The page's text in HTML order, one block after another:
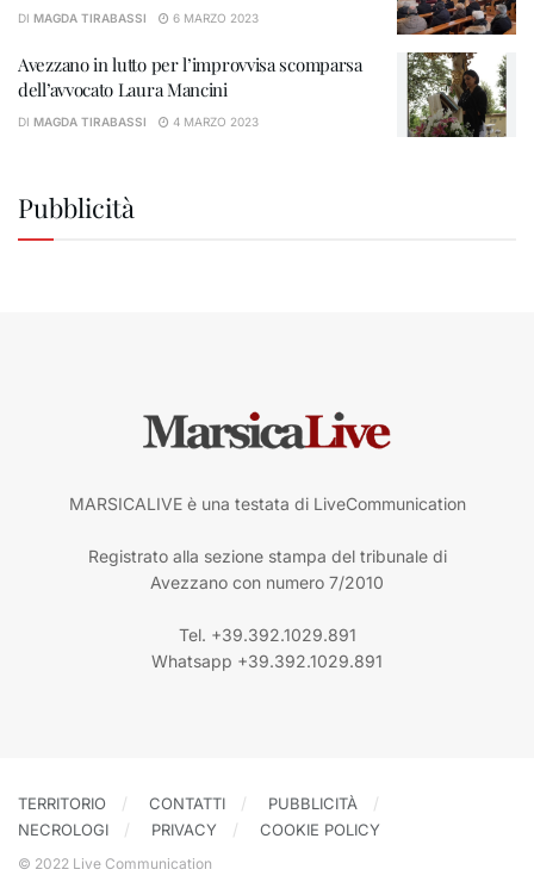
DI MAGDA TIRABASSI 6 MARZO 2023
Avezzano in lutto per l’improvvisa scomparsa
dell’avvocato Laura Mancini
DI MAGDA TIRABASSI 4 MARZO 2023
Pubblicità
MARSICALIVE è una testata di LiveCommunication
Registrato alla sezione stampa del tribunale di
Avezzano con numero 7/2010
Tel. +39.392.1029.891
Whatsapp +39.392.1029.891
TERRITORIO CONTATTI
PUBBLICITÀ
NECROLOGI
PRIVACY COOKIE POLICY
© 2022 Live Communication